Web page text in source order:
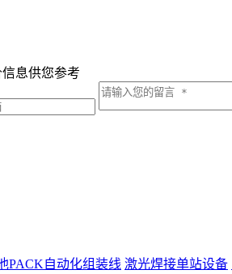
息供您参考
PACK自动化组装线 激光焊接单站设备